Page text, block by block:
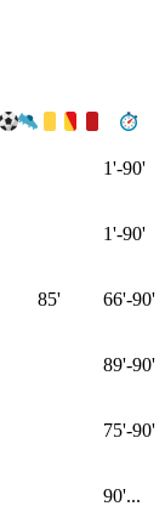
1'-90'
1'-90'
85' 66'-90'
89'-90'
75'-90'
90'...